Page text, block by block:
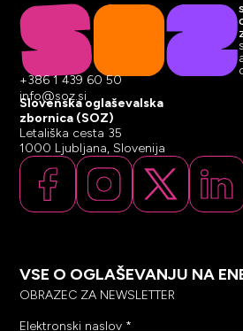
+386 1 439 60 50
info@soz.si
Slovenska oglaševalska
zbornica (SOZ)
Letališka cesta 35
1000 Ljubljana, Slovenija
VSE O OGLAŠEVANJU NA
OBRAZEC ZA NEWSLETTER
Elektronski naslov *